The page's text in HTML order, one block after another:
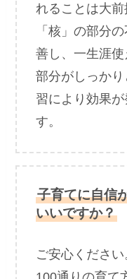
れることは大
「核」の部分
善し、一生涯
部分がしっか
習により効果
す。
子育てに自信
いいですか？
ご安心くださ